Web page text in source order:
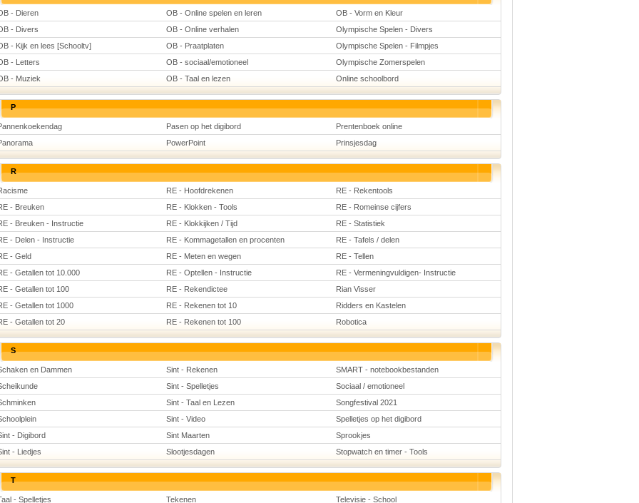
- Dieren OB - Online spelen en leren
OB - Vorm en Kleur
- Divers
OB - Online verhalen
Olympische Spelen - Divers
- Kijk en lees [Schooltv]
OB - Praatplaten
Olympische Spelen - Filmpjes
- Letters
OB - sociaal/emotioneel
Olympische Zomerspelen
- Muziek
OB - Taal en lezen Online schoolbord
P
Pasen op het digibord
Prentenboek online
PowerPoint Prinsjesdag
R
RE - Hoofdrekenen
RE - Rekentools
- Breuken
RE - Klokken - Tools
RE - Romeinse cijfers
- Breuken - Instructie
RE - Klokkijken / Tijd
RE - Statistiek
- Delen - Instructie
RE - Kommagetallen en procenten
RE - Tafels / delen
- Geld
RE - Meten en wegen
RE - Tellen
- Getallen tot 10.000
RE - Optellen - Instructie
RE - Vermeningvuldigen- Instructie
- Getallen tot 100
RE - Rekendictee
Rian Visser
- Getallen tot 1000
RE - Rekenen tot 10
Ridders en Kastelen
- Getallen tot 20
RE - Rekenen tot 100 Robotica
S
en Dammen Sint - Rekenen
SMART - notebookbestanden
Sint - Spelletjes
Sociaal / emotioneel
Sint - Taal en Lezen
Songfestival 2021
Sint - Video
Spelletjes op het digibord
- Digibord
Sint Maarten
Sprookjes
- Liedjes
Slootjesdagen Stopwatch en timer - Tools
T
- Spelletjes Tekenen Televisie - School